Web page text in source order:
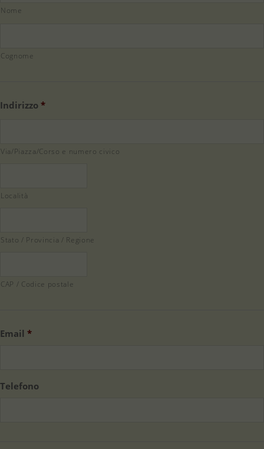
Nome
Cognome
Indirizzo *
Via/Piazza/Corso e numero civico
Località
Stato / Provincia / Regione
CAP / Codice postale
Email *
Telefono